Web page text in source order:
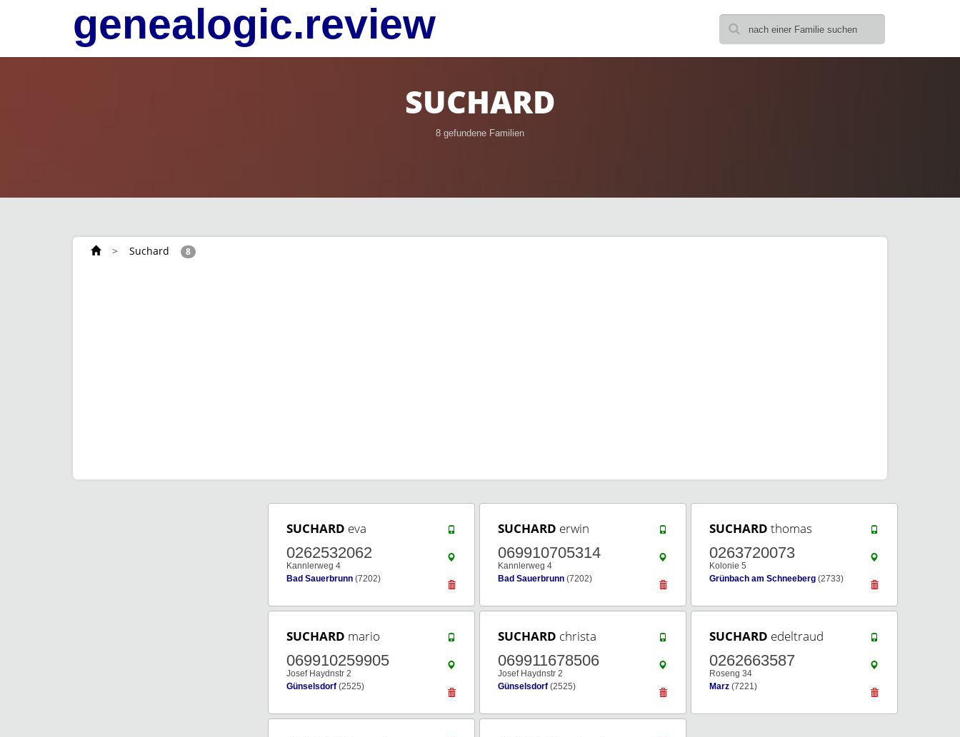
genealogic.review
SUCHARD
8 gefundene Familien
> Suchard 8
SUCHARD eva
0262532062
Kannlerweg 4
Bad Sauerbrunn (7202)
SUCHARD erwin
069910705314
Kannlerweg 4
Bad Sauerbrunn (7202)
SUCHARD thomas
0263720073
Kolonie 5
Grünbach am Schneeberg (2733)
SUCHARD mario
069910259905
Josef Haydnstr 2
Günselsdorf (2525)
SUCHARD christa
069911678506
Josef Haydnstr 2
Günselsdorf (2525)
SUCHARD edeltraud
0262663587
Roseng 34
Marz (7221)